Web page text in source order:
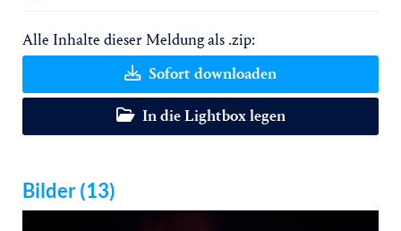
Alle Inhalte dieser Meldung als .zip:
Sofort downloaden
In die Lightbox legen
Bilder (13)